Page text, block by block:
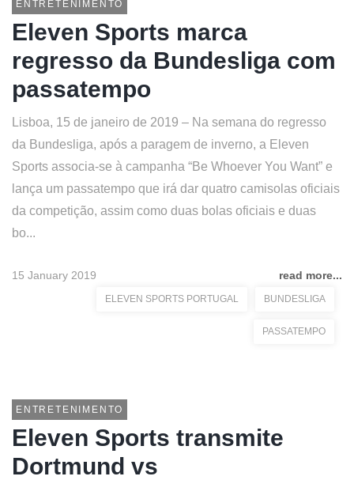
ENTRETENIMENTO
Eleven Sports marca
regresso da Bundesliga com
passatempo
Lisboa, 15 de janeiro de 2019 – Na semana do regresso
da Bundesliga, após a paragem de inverno, a Eleven
Sports associa-se à campanha “Be Whoever You Want” e
lança um passatempo que irá dar quatro camisolas oficiais
da competição, assim como duas bolas oficiais e duas
bo...
15 January 2019 read more...
ELEVEN SPORTS PORTUGAL BUNDESLIGA
PASSATEMPO
ENTRETENIMENTO
Eleven Sports transmite
Dortmund vs